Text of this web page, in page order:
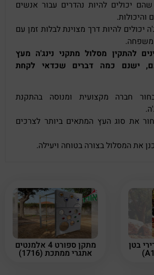
יכולים להיות נהדרים עבור אנשים
והיכולות.
יכולים להיות דרך מצוינת לבלות זמן עם
משפחה.
להתקין מסלול מתקני נינג'ה מעץ
ישנם כמה דברים שכדאי לקחת
חברה מקצועית ומנוסה בהתקנת
את סוג העץ המתאים ביותר לצרכים
את המסלול בצורה בטוחה ויעילה.
בטן מתקן ספורט 4 אלמנטים
אתגרי ממתכת (1716)